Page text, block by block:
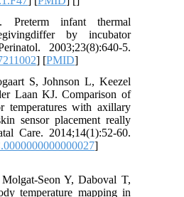
16. Thomas KA. Preterm infant
responses to caregivingdiffer by
control mode. J Perinatol.
[DOI:10.1038/sj.jp.7211002
17. Schafer D, Boogaart S, Johnson
C, Ruperts L, Vander Laan KJ.
neonatal skin sensor temperatures
temperature: does skin sensor
matter? Adv Neonatal Care.
[DOI:10.1097/
18. Chaseling GK, Molgat-Seon Y,
Chou S, Jay O. Body temperature